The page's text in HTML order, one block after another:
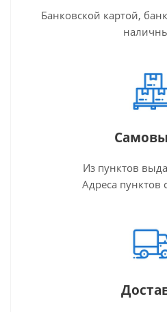
Банковской картой,
Из пунктов
Адреса пунктов